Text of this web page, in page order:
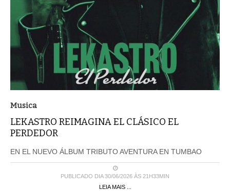
Musica
LEKASTRO REIMAGINA EL CLÁSICO EL
PERDEDOR
EN EL NUEVO ÁLBUM TRIBUTO AVENTURA EN TUMBAO
PUBLICADO DIA 30/06/2026 ÀS 21H33MIN
LEIA MAIS ...